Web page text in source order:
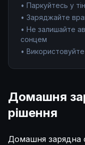
• Паркуйтесь у
• Заряджайте
• Не залишайте
сонцем
•
Домашня
рішення
Домашня зарядна